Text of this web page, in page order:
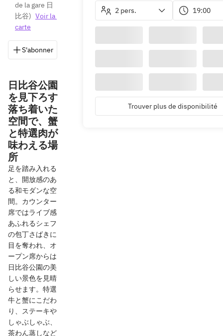
de la gare 日
比谷) Voir la
carte
S'abonner Enregistrer Partager Itinéraire
日比谷公園
を見下ろす
落ち着いた
空間で、蟹
と特選肉が
味わえる場
所
足を踏み入れる
と、開放感のあ
る和モダンな空
間。カウンター
席ではライブ感
あふれるシェフ
の包丁さばきに
目を奪われ、オ
ープン席からは
日比谷公園の美
しい景色を見晴
らせます。特選
牛と蟹にこだわ
り、ステーキや
しゃぶしゃぶ、
茶わん蒸しなど
2 pers. 19:00
Trouver plus de disponibilité